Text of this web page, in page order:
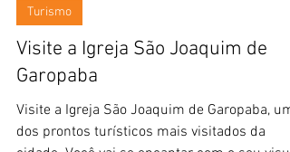
29 de fev. de 2024
Turismo
Visite a Igreja São Joaquim de